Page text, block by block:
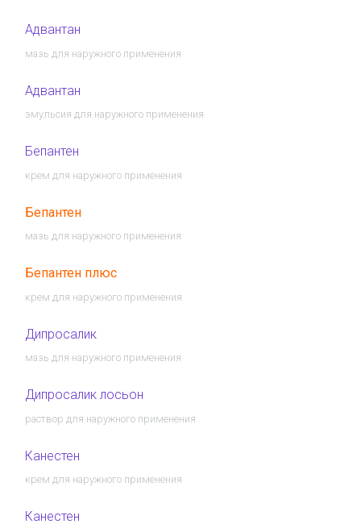
Адвантан
мазь для наружного применения
Адвантан
эмульсия для наружного применения
Бепантен
крем для наружного применения
Бепантен
мазь для наружного применения
Бепантен плюс
крем для наружного применения
Дипросалик
мазь для наружного применения
Дипросалик лосьон
раствор для наружного применения
Канестен
крем для наружного применения
Канестен